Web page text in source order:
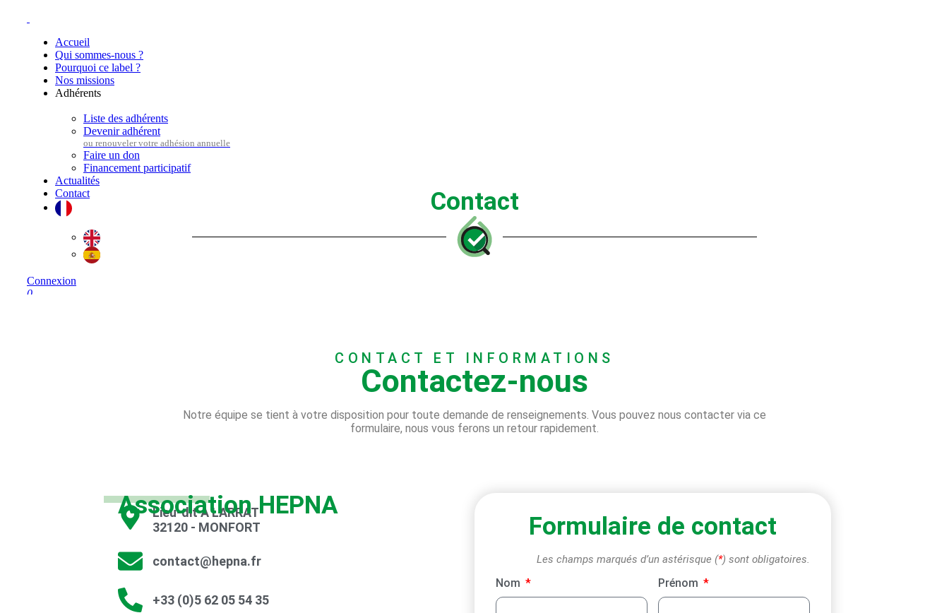
Accueil
Qui sommes-nous ?
Pourquoi ce label ?
Nos missions
Adhérents
Liste des adhérents
Devenir adhérent
Faire un don
Financement participatif
Actualités
Contact
Connexion
0
Contact
CONTACT ET INFORMATIONS
Contactez-nous
Notre équipe se tient à votre disposition pour toute demande de renseignements. Vous pouvez nous contacter via ce
formulaire, nous vous ferons un retour rapidement.
Association HEPNA
Lieu-dit À LARRAT
32120 - MONFORT
contact@hepna.fr
+33 (0)5 62 05 54 35
Formulaire de contact
Les champs marqués d’un astérisque (*) sont obligatoires.
Nom Prénom